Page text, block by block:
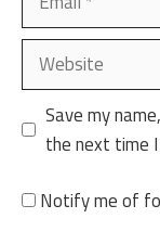
Website
Save my
the next time
Notify me of